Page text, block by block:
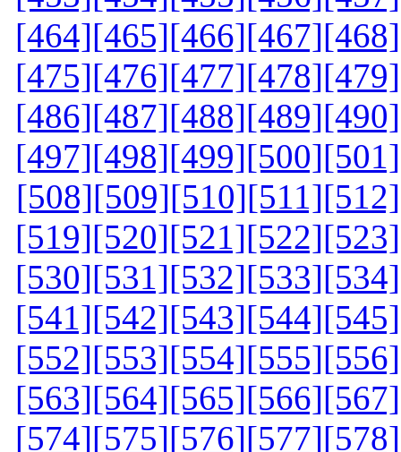
[464][465][466][467][468]
[475][476][477][478][479]
[486][487][488][489][490]
[497][498][499][500][501]
[508][509][510][511][512]
[519][520][521][522][523]
[530][531][532][533][534]
[541][542][543][544][545]
[552][553][554][555][556]
[563][564][565][566][567]
[574][575][576][577][578]